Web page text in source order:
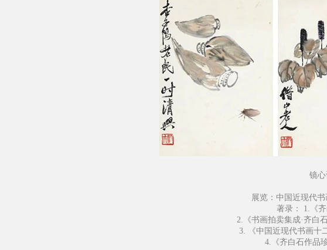
镜心
展览：中国近现代
著录：
1.《
2.《书画拍卖集成·齐白
3. 《中国近现代书画十
4.《齐白石作品